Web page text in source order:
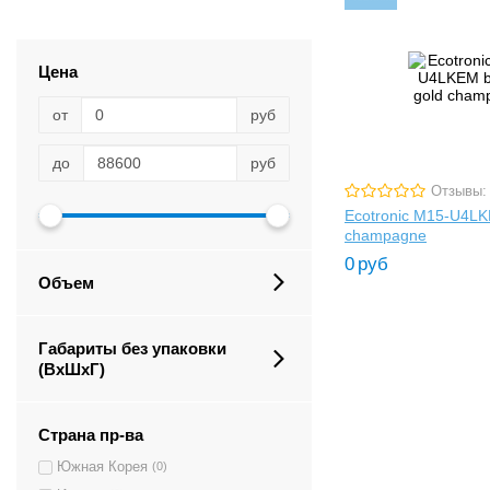
Цена
от руб
до руб
Объем
Габариты без упаковки
(ВxШxГ)
Страна пр-ва
Южная Корея (0)
Отзывы:
Ecotronic M15-
champagne
0 руб